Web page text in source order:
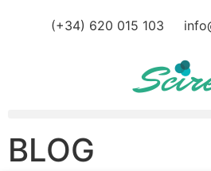
(+34) 620 015 103
BLOG